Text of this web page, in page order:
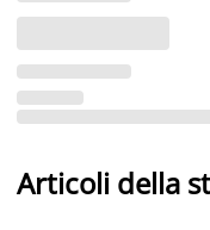
Articoli della